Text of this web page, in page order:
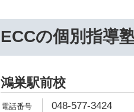
ECCの個別指導
鴻巣駅前校
048-577-3424